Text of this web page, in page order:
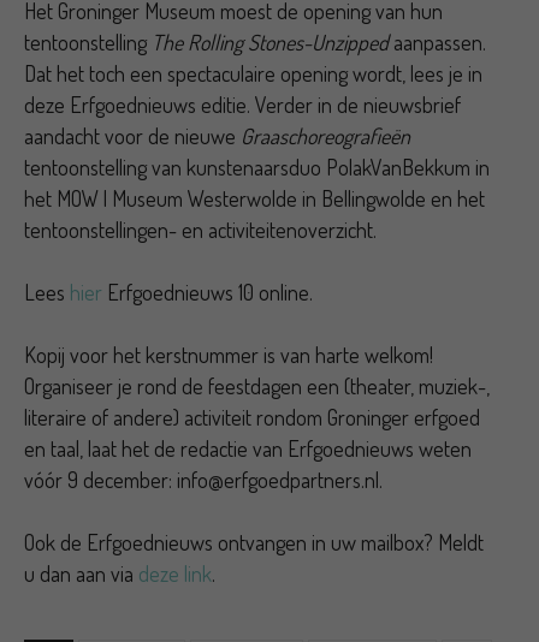
Het Groninger Museum moest de opening van hun
tentoonstelling The Rolling Stones-Unzippedaanpassen.
Dat het toch een spectaculaire opening wordt, lees je in
deze Erfgoednieuws editie. Verder in de nieuwsbrief
aandacht voor de nieuwe Graaschoreografieën
tentoonstelling van kunstenaarsduo PolakVanBekkum in
het MOW | Museum Westerwolde in Bellingwolde en het
tentoonstellingen- en activiteitenoverzicht.
Lees hier Erfgoednieuws 10 online.
Kopij voor het kerstnummer is van harte welkom!
Organiseer je rond de feestdagen een (theater, muziek-,
literaire of andere) activiteit rondom Groninger erfgoed
en taal, laat het de redactie van Erfgoednieuws weten
vóór 9 december: info@erfgoedpartners.nl.
Ook de Erfgoednieuws ontvangen in uw mailbox? Meldt
u dan aan via deze link.